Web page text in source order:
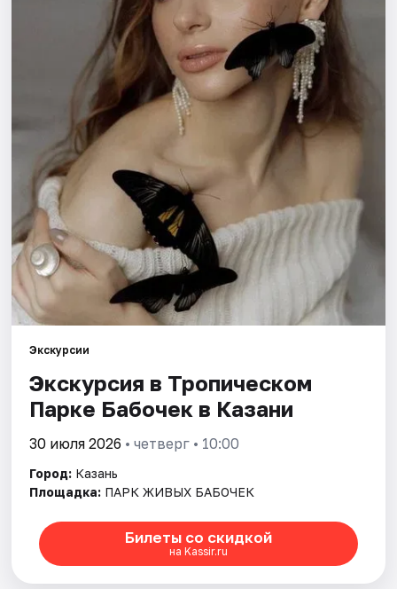
Площадки
Артисты
Рейтинги
Экскурсии
Экскурсия в Тропическом
Парке Бабочек в Казани
30 июля 2026 • четверг • 10:00
Город: Казань
Площадка: ПАРК ЖИВЫХ БАБОЧЕК
Билеты со скидкой
на Kassir.ru